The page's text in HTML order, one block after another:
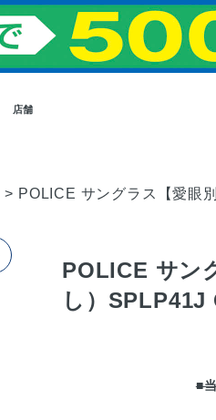
店舗
> POLICE サングラス【愛眼
POLICE サン
し）SPLP41J
■